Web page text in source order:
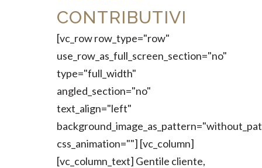
CONTRIBUTIVI
[vc_row row_type="row"
use_row_as_full_screen_section="no"
type="full_width"
angled_section="no"
text_align="left"
css_animation=""] [vc_column]
[vc_column_text] Gentile cliente,